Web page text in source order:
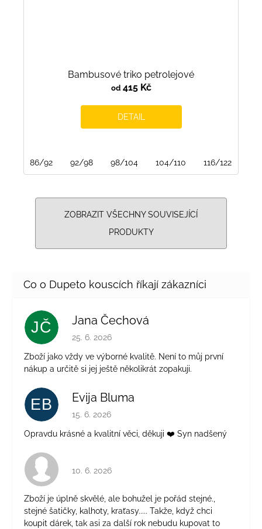
Bambusové triko petrolejové
od415 Kč
DETAIL
86/92 92/98 98/104 104/110 116/122
ZOBRAZIT VŠECHNY SOUVISEJÍCÍ
PRODUKTY
JČ Jana Čechová
Hodnocení obchodu je 5 z 5 hvězdiček.
25. 6. 2026
Zboží jako vždy ve výborné kvalitě. Není to můj první
nákup a určitě si jej ještě několikrát zopakuji.
EB Evija Bluma
Hodnocení obchodu je 5 z 5 hvězdiček.
15. 6. 2026
Opravdu krásné a kvalitní věci, děkuji ❤️ Syn nadšený
Hodnocení obchodu je 4 z 5 hvězdiček.
10. 6. 2026
Zboží je úplně skvělé, ale bohužel je pořád stejné.,
stejné šatičky, kalhoty, kraťasy..... Takže, když chci
koupit dárek, tak asi za další rok nebudu kupovat to